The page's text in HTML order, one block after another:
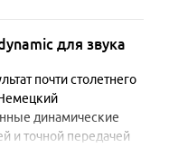
для звука
почти столетнего
динамические
и точной передачей